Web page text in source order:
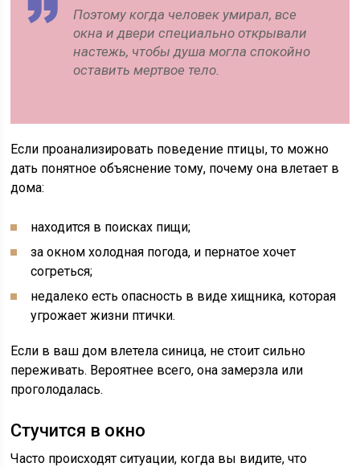
Поэтому когда человек умирал, все
окна и двери специально открывали
настежь, чтобы душа могла спокойно
оставить мертвое тело.
Если проанализировать поведение птицы, то можно
дать понятное объяснение тому, почему она влетает в
дома:
находится в поисках пищи;
за окном холодная погода, и пернатое хочет
согреться;
недалеко есть опасность в виде хищника, которая
угрожает жизни птички.
Если в ваш дом влетела синица, не стоит сильно
переживать. Вероятнее всего, она замерзла или
проголодалась.
Стучится в окно
Часто происходят ситуации, когда вы видите, что